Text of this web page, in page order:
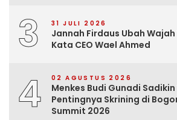
3 31 JULI 2026
Jannah Firdaus Ubah
Kata CEO Wael Ahmed
4 02 AGUSTUS 2026
Menkes Budi Gunadi
Pentingnya Skrining di
Summit 2026